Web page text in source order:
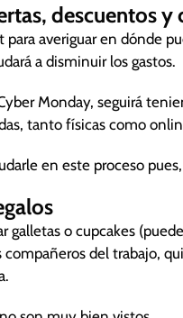
descuentos y
averiguar en dónde
a disminuir los gastos.
Monday, seguirá
tanto físicas como
en este proceso
galletas o cupcakes
del trabajo,